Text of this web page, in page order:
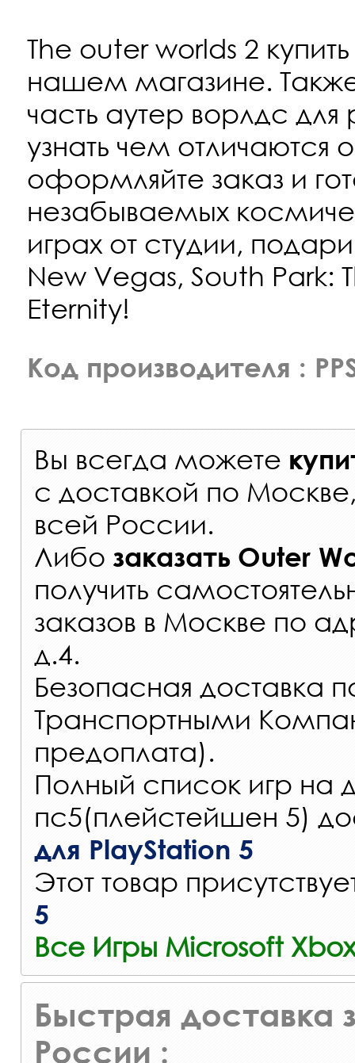
The outer worlds 2
нашем магазине.
часть аутер ворлдс
узнать чем отличаются
оформляйте заказ и
незабываемых
играх от студии,
New Vegas, South Park:
Eternity!
Код производителя :
Вы всегда можете
с доставкой по
всей России.
Либо заказать Outer
получить
заказов в Москве по
д.4.
Безопасная доставка
Транспортными
предоплата).
Полный список игр на
пс5(плейстейшен 5)
для PlayStation 5
Этот товар
5
Все Игры Microsoft Xbox
Быстрая доставка
России :